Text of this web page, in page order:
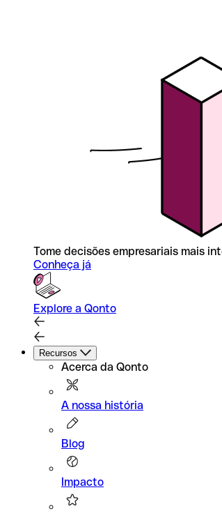
Tome decisões empresariais mais
Conheça já
Explore a Qonto
Recursos
Acerca da Qonto
A nossa história
Blog
Impacto